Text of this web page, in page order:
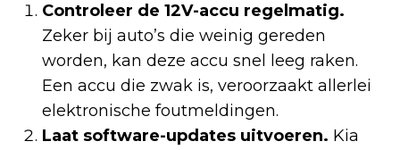
Controleer de 12V-accu regelmatig.
Zeker bij auto’s die weinig gereden
worden, kan deze accu snel leeg raken.
Een accu die zwak is, veroorzaakt allerlei
elektronische foutmeldingen.
Laat software-updates uitvoeren. Kia